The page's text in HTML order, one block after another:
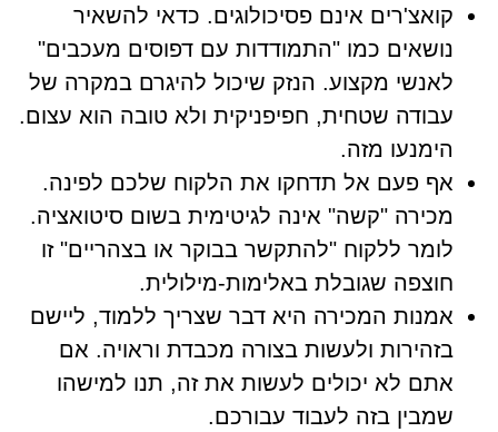
קואצ'רים אינם פסיכולוגים. כדאי להשאיר
נושאים כמו "התמודדות עם דפוסים מעכבים"
לאנשי מקצוע. הנזק שיכול להיגרם במקרה של
עבודה שטחית, חפיפניקית ולא טובה הוא עצום.
הימנעו מזה.
אף פעם אל תדחקו את הלקוח שלכם לפינה.
מכירה "קשה" אינה לגיטימית בשום סיטואציה.
לומר ללקוח "להתקשר בבוקר או בצהריים" זו
חוצפה שגובלת באלימות-מילולית.
אמנות המכירה היא דבר שצריך ללמוד, ליישם
בזהירות ולעשות בצורה מכבדת וראויה. אם
אתם לא יכולים לעשות את זה, תנו למישהו
שמבין בזה לעבוד עבורכם.